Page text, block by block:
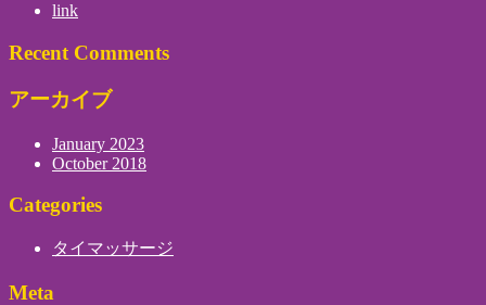
link
Recent Comments
アーカイブ
January 2023
October 2018
Categories
タイマッサージ
Meta